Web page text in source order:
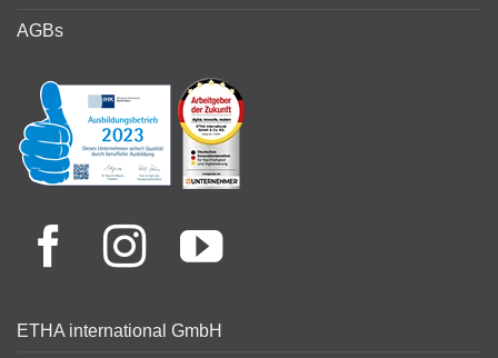
AGBs
ETHA international GmbH